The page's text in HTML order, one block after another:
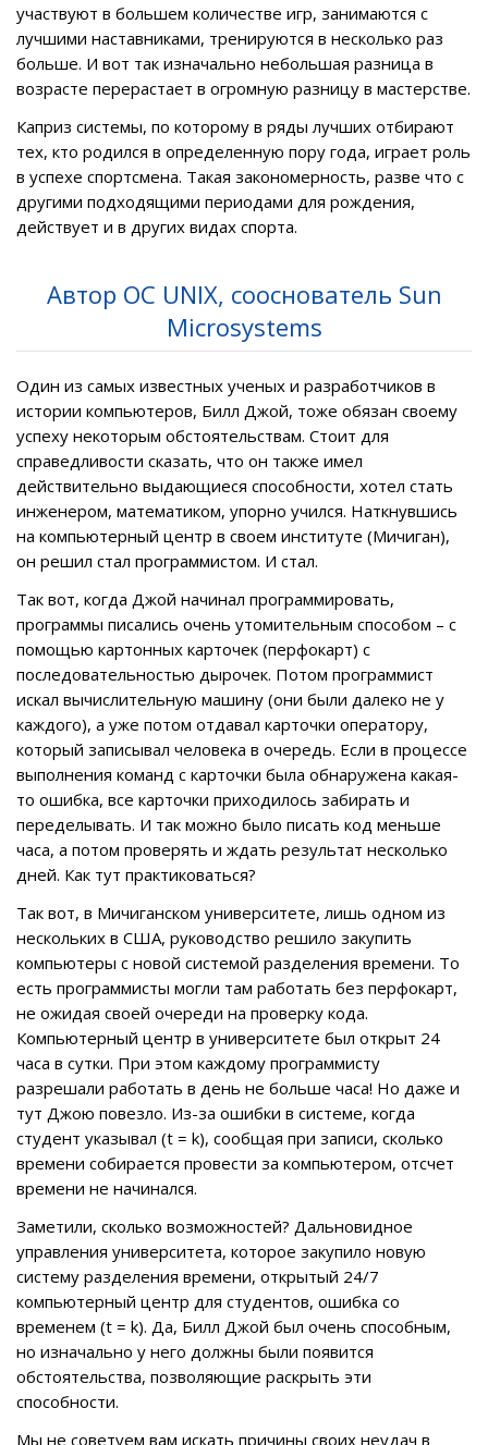
участвуют в большем количестве игр, занимаются с
лучшими наставниками, тренируются в несколько раз
больше. И вот так изначально небольшая разница в
возрасте перерастает в огромную разницу в мастерстве.
Каприз системы, по которому в ряды лучших отбирают
тех, кто родился в определенную пору года, играет роль
в успехе спортсмена. Такая закономерность, разве что с
другими подходящими периодами для рождения,
действует и в других видах спорта.
Автор ОС UNIX, сооснователь Sun
Microsystems
Один из самых известных ученых и разработчиков в
истории компьютеров, Билл Джой, тоже обязан своему
успеху некоторым обстоятельствам. Стоит для
справедливости сказать, что он также имел
действительно выдающиеся способности, хотел стать
инженером, математиком, упорно учился. Наткнувшись
на компьютерный центр в своем институте (Мичиган),
он решил стал программистом. И стал.
Так вот, когда Джой начинал программировать,
программы писались очень утомительным способом – с
помощью картонных карточек (перфокарт) с
последовательностью дырочек. Потом программист
искал вычислительную машину (они были далеко не у
каждого), а уже потом отдавал карточки оператору,
который записывал человека в очередь. Если в процессе
выполнения команд с карточки была обнаружена какая-
то ошибка, все карточки приходилось забирать и
переделывать. И так можно было писать код меньше
часа, а потом проверять и ждать результат несколько
дней. Как тут практиковаться?
Так вот, в Мичиганском университете, лишь одном из
нескольких в США, руководство решило закупить
компьютеры с новой системой разделения времени. То
есть программисты могли там работать без перфокарт,
не ожидая своей очереди на проверку кода.
Компьютерный центр в университете был открыт 24
часа в сутки. При этом каждому программисту
разрешали работать в день не больше часа! Но даже и
тут Джою повезло. Из-за ошибки в системе, когда
студент указывал (t = k), сообщая при записи, сколько
времени собирается провести за компьютером, отсчет
времени не начинался.
Заметили, сколько возможностей? Дальновидное
управления университета, которое закупило новую
систему разделения времени, открытый 24/7
компьютерный центр для студентов, ошибка со
временем (t = k). Да, Билл Джой был очень способным,
но изначально у него должны были появится
обстоятельства, позволяющие раскрыть эти
способности.
Мы не советуем вам искать причины своих неудач в